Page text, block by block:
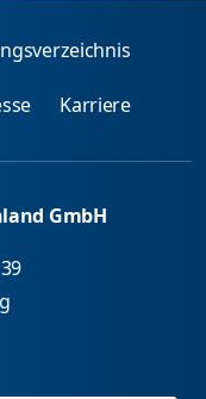
Karriere
GmbH